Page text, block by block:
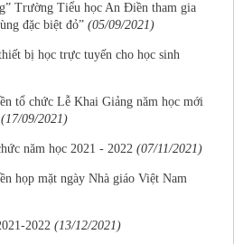
Trường Tiểu học An Điền tham gia
đặc biệt đỏ” (05/09/2021)
bị học trực tuyến cho học sinh
tổ chức Lễ Khai Giảng năm học mới
(17/09/2021)
năm học 2021 - 2022 (07/11/2021)
họp mặt ngày Nhà giáo Việt Nam
2022 (13/12/2021)